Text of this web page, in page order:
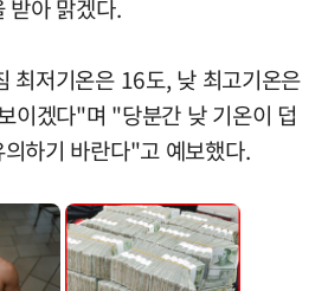
받아 맑겠다.
최저기온은 16도, 낮 최고기온은
이겠다"며 "당분간 낮 기온이 덥
하기 바란다"고 예보했다.